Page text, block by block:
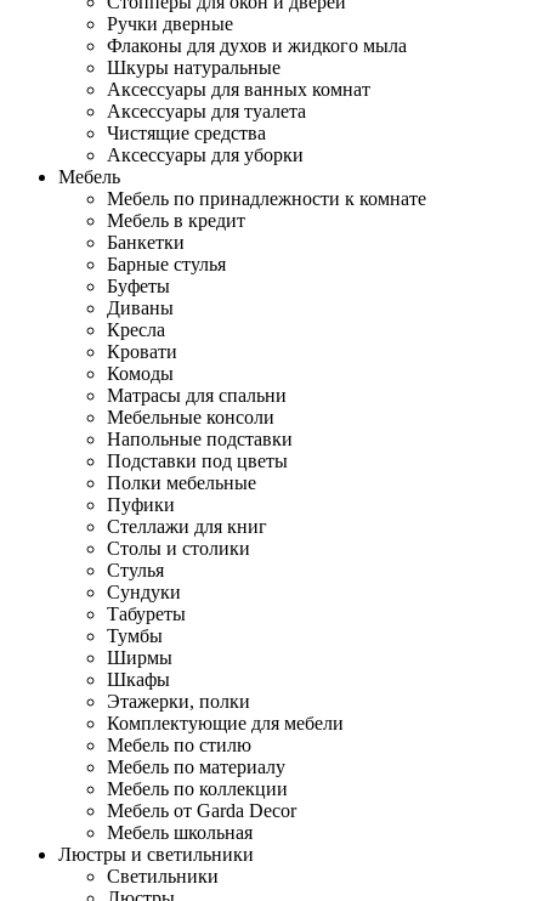
Ручки дверные
Флаконы для духов и жидкого мыла
Шкуры натуральные
Аксессуары для ванных комнат
Аксессуары для туалета
Чистящие средства
Аксессуары для уборки
Мебель
Мебель по принадлежности к комнате
Мебель в кредит
Банкетки
Барные стулья
Буфеты
Диваны
Кресла
Кровати
Комоды
Матрасы для спальни
Мебельные консоли
Напольные подставки
Подставки под цветы
Полки мебельные
Пуфики
Стеллажи для книг
Столы и столики
Стулья
Сундуки
Табуреты
Тумбы
Ширмы
Шкафы
Этажерки, полки
Комплектующие для мебели
Мебель по стилю
Мебель по материалу
Мебель по коллекции
Мебель от Garda Decor
Мебель школьная
Люстры и светильники
Светильники